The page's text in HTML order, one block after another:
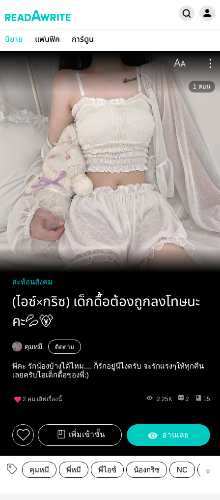
นิยาย แฟนฟิค การ์ตูน
1 ตอน
สะท้อนสังคม
(ไอซ์×กริซ) เด็กดื้อต้องถูกลงโทษนะ
คะ💦🐻
คุมหมี ติดตาม
พี่คะ รักน้องบ้างได้ไหม.... ก็รักอยู่นี้ไงครับ จะรักแรงๆให้ทุกคืน
เลยครับไอเด็กดื้อของพี่:)
2 คน เลิฟเรื่องนี้ 2.25K 2 15
เพิ่มเข้าชั้น อ่านเลย
คุมหมี พี่หมี พี่ไอซ์ น้องกริซ NC 18+